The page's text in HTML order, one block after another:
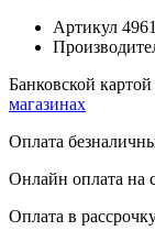
Артикул
Банковской
магазинах
Оплата
Онлайн оплата на
Оплата в